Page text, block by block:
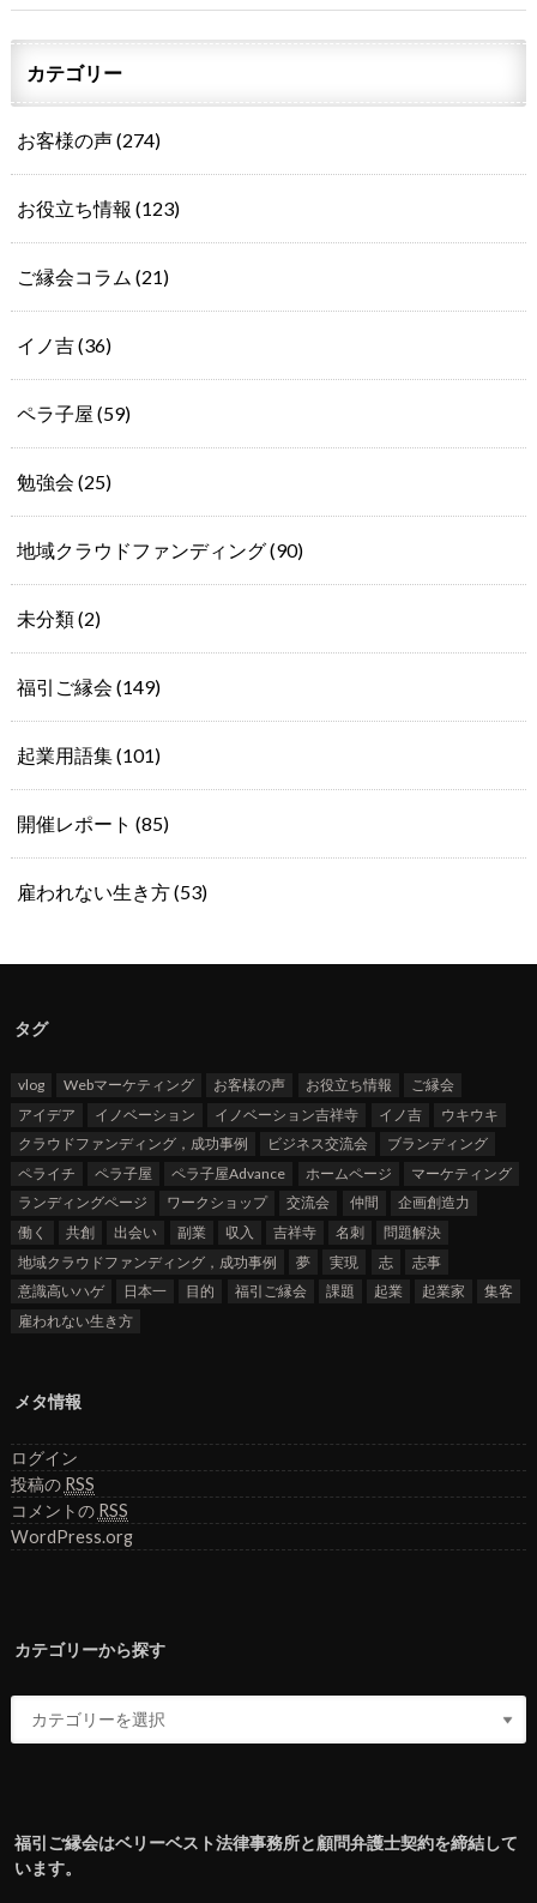
カテゴリー
お客様の声(274)
お役立ち情報 (123)
ご縁会コラム (21)
イノ吉(36)
ペラ子屋 (59)
勉強会 (25)
地域クラウドファンディング(90)
未分類(2)
福引ご縁会 (149)
起業用語集(101)
開催レポート (85)
雇われない生き方(53)
タグ
vlog Webマーケティング お客様の声 お役立ち情報
ご縁会
アイデア
イノベーション イノベーション吉祥寺 イノ吉
ウキウキ
クラウドファンディング，成功事例
ビジネス交流会
ブランディング
ペライチ
ペラ子屋 ペラ子屋Advance ホームページ
マーケティング
ランディングページ
ワークショップ 交流会 仲間
企画創造力
働く
共創 出会い 副業 収入 吉祥寺 名刺
問題解決
地域クラウドファンディング，成功事例
夢 実現 志
志事
意識高いハゲ
日本一 目的 福引ご縁会 課題 起業 起業家
集客
雇われない生き方
メタ情報
ログイン
投稿の RSS
コメントの RSS
WordPress.org
カテゴリーから探す
福引ご縁会はベリーベスト法律事務所と顧問弁護士契約を締結して
います。